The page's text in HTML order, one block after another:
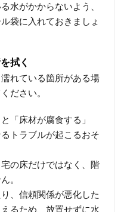
水がかからないよう、
袋に入れておきましょ
拭く
れている箇所がある場
ださい。
「床材が腐食する」
トラブルが起こるおそ
の床だけではなく、階
。
、信頼関係が悪化した
るため、放置せずに水